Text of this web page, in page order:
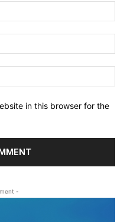
in this browser for the
-